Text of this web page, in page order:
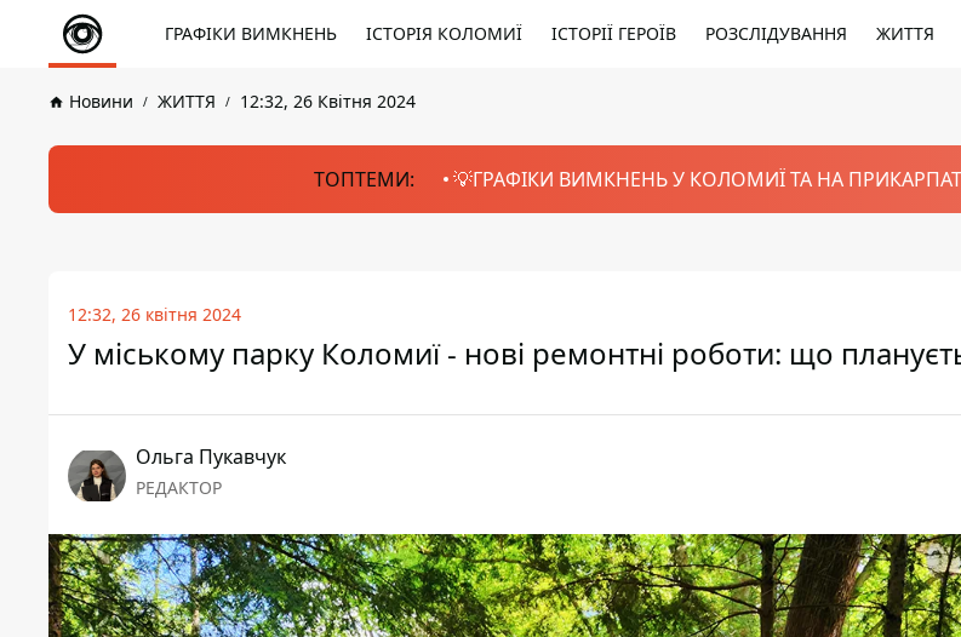
ГРАФІКИ ВИМКНЕНЬ ІСТОРІЯ КОЛОМИЇ ІСТОРІЇ ГЕРОЇВ РОЗСЛІДУВАННЯ ЖИТТЯ
Новини ЖИТТЯ 12:32, 26 Квітня 2024
ТОПТЕМИ: 💡ГРАФІКИ ВИМКНЕНЬ У КОЛОМИЇ ТА НА
12:32, 26 квітня 2024
У міському парку Коломиї - нові ремонтні роботи: що
Ольга Пукавчук
РЕДАКТОР